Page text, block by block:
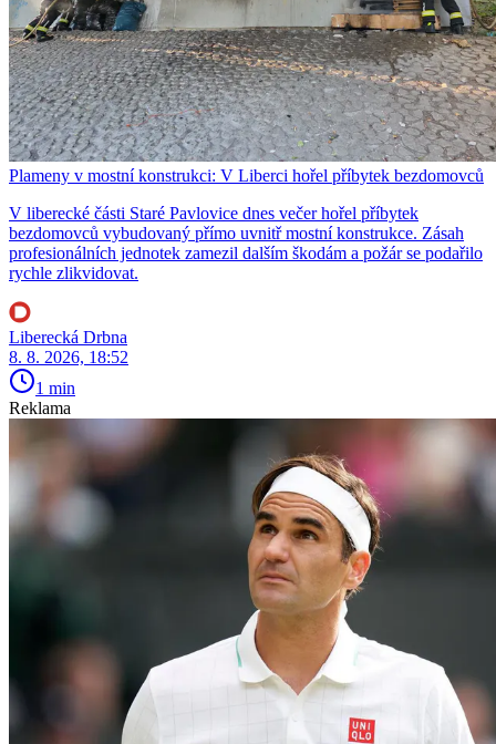
Plameny v mostní konstrukci: V Liberci hořel příbytek bezdomovců
V liberecké části Staré Pavlovice dnes večer hořel příbytek
bezdomovců vybudovaný přímo uvnitř mostní konstrukce. Zásah
profesionálních jednotek zamezil dalším škodám a požár se podařilo
rychle zlikvidovat.
Liberecká Drbna
8. 8. 2026, 18:52
1 min
Reklama